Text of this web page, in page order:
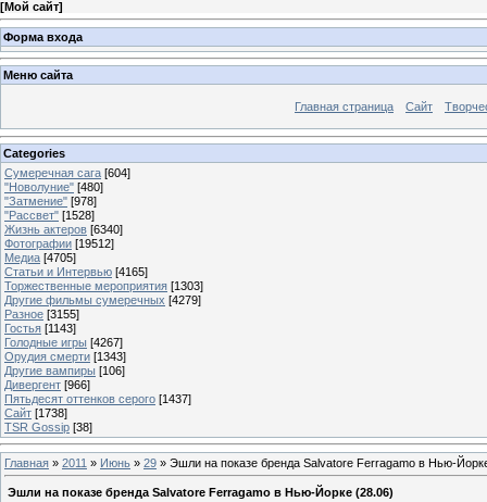
[Мой сайт]
Форма входа
Меню сайта
Главная страница Сайт
Categories
Сумеречная сага [604]
"Новолуние" [480]
"Затмение" [978]
"Рассвет" [1528]
Жизнь актеров [6340]
Фотографии [19512]
Медиа [4705]
Статьи и Интервью [4165]
Торжественные мероприятия [1303]
Другие фильмы сумеречных [4279]
Разное [3155]
Гостья [1143]
Голодные игры [4267]
Орудия смерти [1343]
Другие вампиры [106]
Дивергент [966]
Пятьдесят оттенков серого [1437]
Сайт [1738]
TSR Gossip [38]
Главная » 2011 » Июнь » 29 » Эшли на показе бренда Salvatore Ferragamo в Нью-
Эшли на показе бренда Salvatore Ferragamo в Нью-Йорке (28.06)